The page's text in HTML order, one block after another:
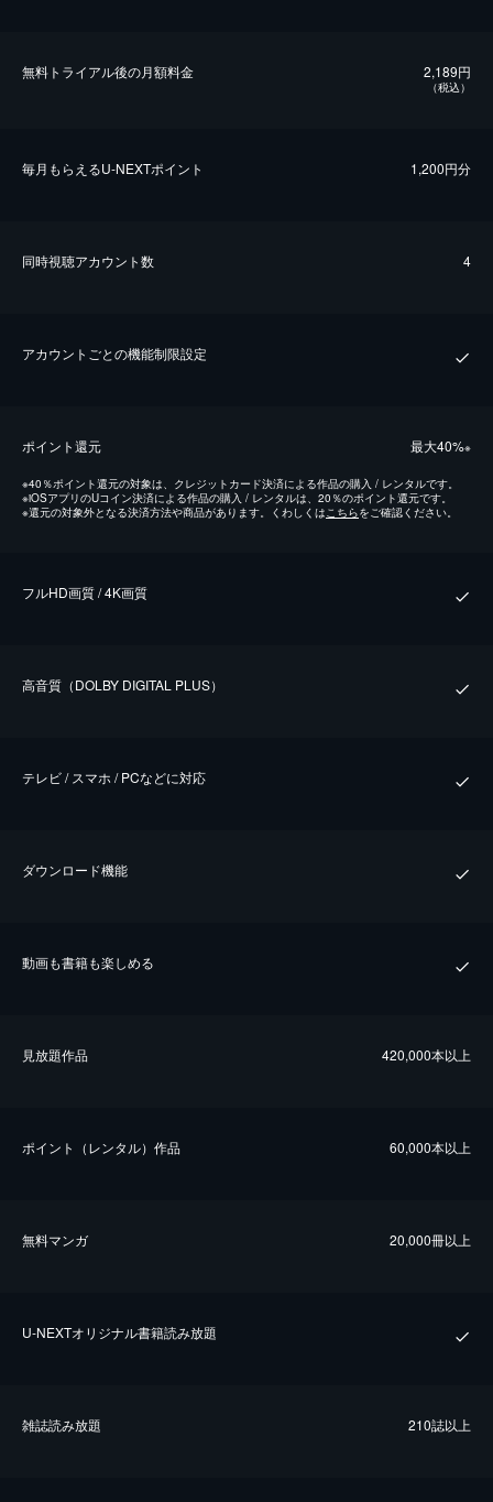
無料トライアル後の⽉額料金 2,189円
（税込）
毎⽉もらえるU-NEXTポイント 1,200円分
同時視聴アカウント数 4
アカウントごとの機能制限設定
ポイント還元 最⼤40%※
※40％ポイント還元の対象は、クレジットカード決済による作品の購入 / レンタルです。
※iOSアプリのUコイン決済による作品の購入 / レンタルは、20％のポイント還元です。
※還元の対象外となる決済方法や商品があります。くわしくはこちらをご確認ください。
フルHD画質 / 4K画質
⾼⾳質（DOLBY DIGITAL PLUS）
テレビ / スマホ / PCなどに対応
ダウンロード機能
動画も書籍も楽しめる
⾒放題作品 420,000本以上
ポイント（レンタル）作品 60,000本以上
無料マンガ 20,000冊以上
U-NEXTオリジナル書籍読み放題
雑誌読み放題 210誌以上